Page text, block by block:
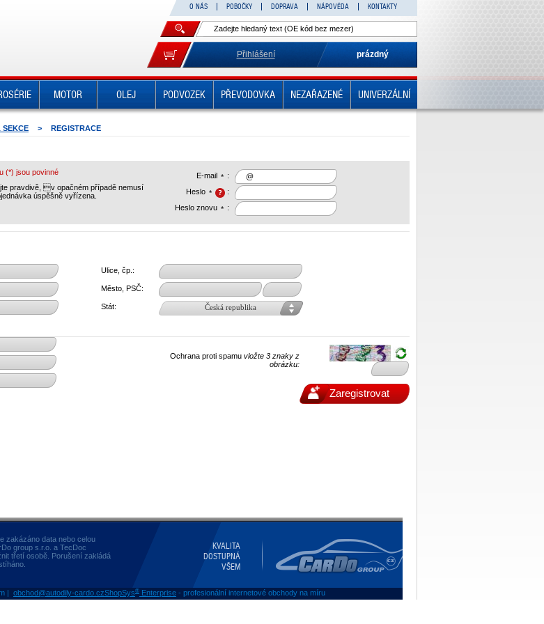
O NÁS POBOČKY DOPRAVA NÁPOVĚDA KONTAKTY
Přihlášení prázdný
MOTOR OLEJ PODVOZEK PŘEVODOVKA NEZAŘAZENÉ UNIVERZÁLNÍ
SEKCE > REGISTRACE
(*) jsou povinné
pravdivě, v opačném případě nemusí
úspěšně vyřízena.
E-mail * :
Heslo *
:
Heslo znovu * :
Ulice, čp.:
Město, PSČ:
Stát: Česká republika
Ochrana proti spamu vložte 3 znaky z
obrázku:
Zaregistrovat
zakázáno data nebo celou
group s.r.o. a TecDoc
třetí osobě. Porušení zakládá
KVALITA
DOSTUPNÁ
VŠEM
| obchod@autodily-cardo.czShopSys® Enterprise - profesionální internetové obchody na míru